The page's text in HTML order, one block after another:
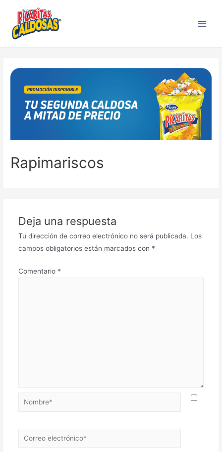
Rapimariscos
Deja una respuesta
Tu dirección de correo electrónico no será publicada. Los
campos obligatorios están marcados con *
Comentario *